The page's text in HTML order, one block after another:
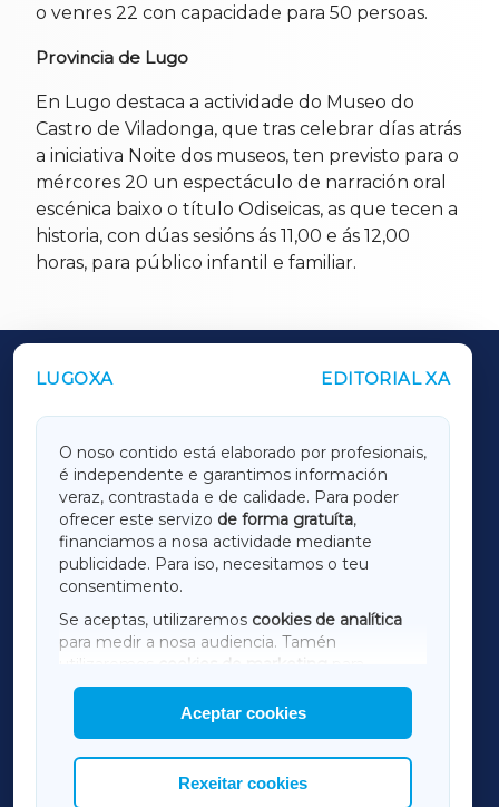
o venres 22 con capacidade para 50 persoas.
Provincia de Lugo
En Lugo destaca a actividade do Museo do
Castro de Viladonga, que tras celebrar días atrás
a iniciativa Noite dos museos, ten previsto para o
mércores 20 un espectáculo de narración oral
escénica baixo o título Odiseicas, as que tecen a
historia, con dúas sesións ás 11,00 e ás 12,00
horas, para público infantil e familiar.
LUGOXA EDITORIAL XA
O noso contido está elaborado por profesionais,
é independente e garantimos información
veraz, contrastada e de calidade. Para poder
ofrecer este servizo de forma gratuíta,
financiamos a nosa actividade mediante
publicidade. Para iso, necesitamos o teu
consentimento.
Se aceptas, utilizaremos cookies de analítica
para medir a nosa audiencia. Tamén
utilizaremos
cookies de marketing
mostrar publicidade de terceiros.
Así mesmo, podes personalizar a elección das
cookies que desexas permitir.
Aceptar cookies
Rexeitar cookies
OUTROS PERIÓDICOS
LUGOXA
TERRACHAXA
AMARIÑAXA
RIBEIRASACRAXA
ACORUÑAXA